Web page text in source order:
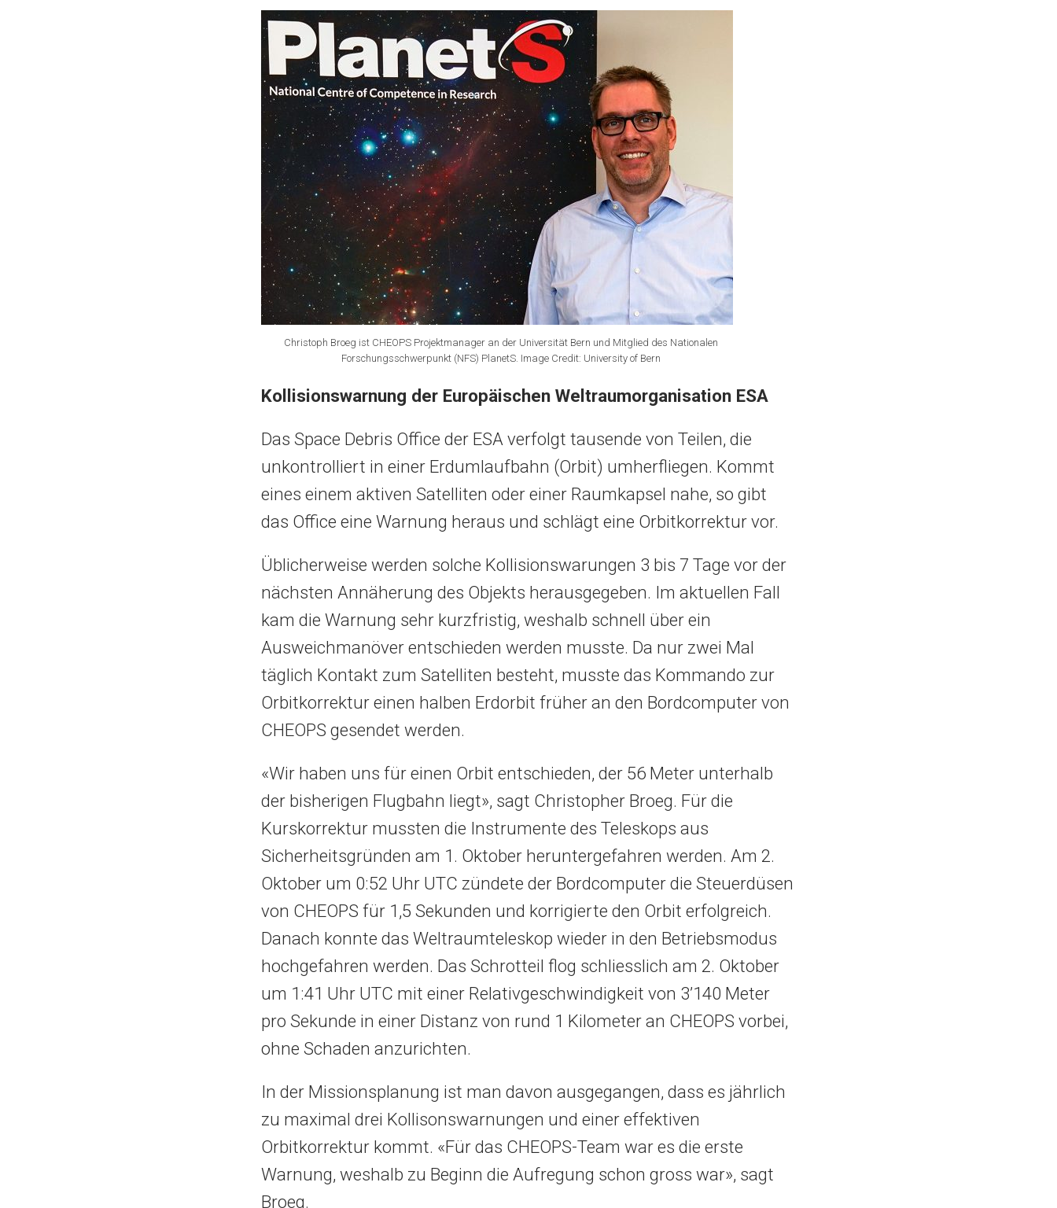
Christoph Broeg ist CHEOPS Projektmanager an der Universität Bern und Mitglied des Nationalen
Forschungsschwerpunkt (NFS) PlanetS. Image Credit: University of Bern
Kollisionswarnung der Europäischen Weltraumorganisation ESA
Das Space Debris Office der ESA verfolgt tausende von Teilen, die
unkontrolliert in einer Erdumlaufbahn (Orbit) umherfliegen. Kommt
eines einem aktiven Satelliten oder einer Raumkapsel nahe, so gibt
das Office eine Warnung heraus und schlägt eine Orbitkorrektur vor.
Üblicherweise werden solche Kollisionswarungen 3 bis 7 Tage vor der
nächsten Annäherung des Objekts herausgegeben. Im aktuellen Fall
kam die Warnung sehr kurzfristig, weshalb schnell über ein
Ausweichmanöver entschieden werden musste. Da nur zwei Mal
täglich Kontakt zum Satelliten besteht, musste das Kommando zur
Orbitkorrektur einen halben Erdorbit früher an den Bordcomputer von
CHEOPS gesendet werden.
«Wir haben uns für einen Orbit entschieden, der 56 Meter unterhalb
der bisherigen Flugbahn liegt», sagt Christopher Broeg. Für die
Kurskorrektur mussten die Instrumente des Teleskops aus
Sicherheitsgründen am 1. Oktober heruntergefahren werden. Am 2.
Oktober um 0:52 Uhr UTC zündete der Bordcomputer die Steuerdüsen
von CHEOPS für 1,5 Sekunden und korrigierte den Orbit erfolgreich.
Danach konnte das Weltraumteleskop wieder in den Betriebsmodus
hochgefahren werden. Das Schrotteil flog schliesslich am 2. Oktober
um 1:41 Uhr UTC mit einer Relativgeschwindigkeit von 3’140 Meter
pro Sekunde in einer Distanz von rund 1 Kilometer an CHEOPS vorbei,
ohne Schaden anzurichten.
In der Missionsplanung ist man davon ausgegangen, dass es jährlich
zu maximal drei Kollisonswarnungen und einer effektiven
Orbitkorrektur kommt. «Für das CHEOPS-Team war es die erste
Warnung, weshalb zu Beginn die Aufregung schon gross war», sagt
Broeg.